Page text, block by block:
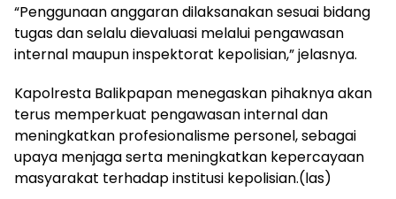
“Penggunaan anggaran dilaksanakan sesuai bidang
tugas dan selalu dievaluasi melalui pengawasan
internal maupun inspektorat kepolisian,” jelasnya.
Kapolresta Balikpapan menegaskan pihaknya akan
terus memperkuat pengawasan internal dan
meningkatkan profesionalisme personel, sebagai
upaya menjaga serta meningkatkan kepercayaan
masyarakat terhadap institusi kepolisian.(las)